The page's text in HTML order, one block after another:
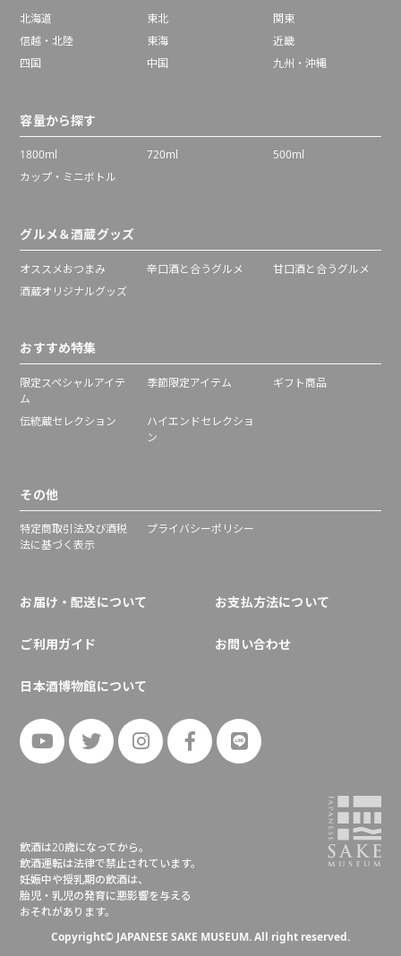
北海道 東北
関東
信越・北陸
東海
近畿
四国
中国 九州・沖縄
容量から探す
1800ml 720ml
500ml
カップ・ミニボトル
グルメ＆酒蔵グッズ
オススメおつまみ 辛口酒と合うグルメ
甘口酒と合うグルメ
酒蔵オリジナルグッズ
おすすめ特集
限定スペシャルアイテ
ム
季節限定アイテム ギフト商品
伝統蔵セレクション
ハイエンドセレクショ
ン
その他
特定商取引法及び酒税
法に基づく表示
プライバシーポリシー
お届け・配送について お支払方法について
ご利用ガイド お問い合わせ
日本酒博物館について
飲酒は20歳になってから。
飲酒運転は法律で禁止されています。
妊娠中や授乳期の飲酒は、
胎児・乳児の発育に悪影響を与える
おそれがあります。
Copyright© JAPANESE SAKE MUSEUM. All right reserved.